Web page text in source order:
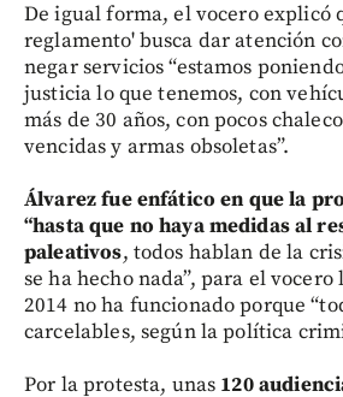
De igual forma, el vocero explicó
reglamento' busca dar atención
negar servicios “estamos
justicia lo que tenemos, con
más de 30 años, con pocos
vencidas y armas obsoletas”.
Álvarez fue enfático en que la
“hasta que no haya medidas al
paleativos, todos hablan de la
se ha hecho nada”, para el vocero
2014 no ha funcionado porque
carcelables, según la política
Por la protesta, unas 120